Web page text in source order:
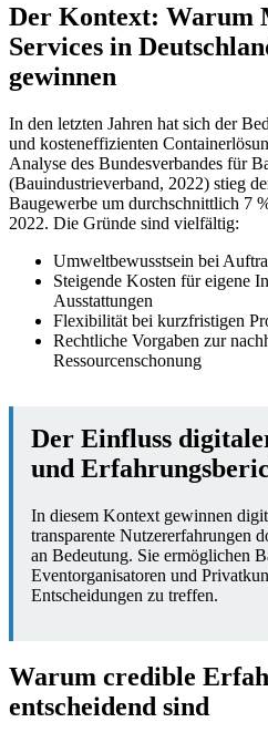
Der Kontext: Warum
Services in
gewinnen
In den letzten Jahren hat sich der
und kosteneffizienten
Analyse des Bundesverbandes für
(Bauindustrieverband, 2022) stieg
Baugewerbe um durchschnittlich 7
2022. Die Gründe sind vielfältig:
Umweltbewusstsein bei
Steigende Kosten für eigene
Ausstattungen
Flexibilität bei kurzfristigen
Rechtliche Vorgaben zur
Ressourcenschonung
Der Einfluss
und
In diesem Kontext gewinnen
transparente Nutzererfahrungen
an Bedeutung. Sie ermöglichen
Eventorganisatoren und
Entscheidungen zu treffen.
Warum credible
entscheidend sind